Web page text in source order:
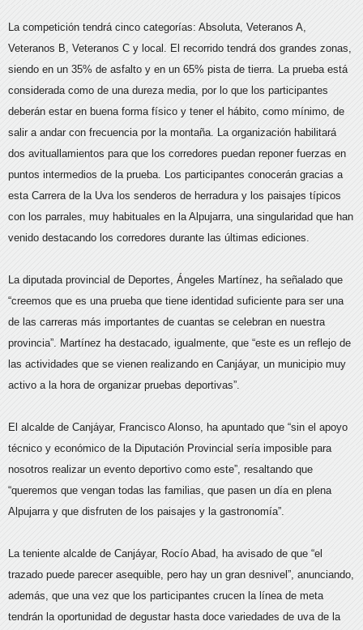
La competición tendrá cinco categorías: Absoluta, Veteranos A,
Veteranos B, Veteranos C y local. El recorrido tendrá dos grandes zonas,
siendo en un 35% de asfalto y en un 65% pista de tierra. La prueba está
considerada como de una dureza media, por lo que los participantes
deberán estar en buena forma físico y tener el hábito, como mínimo, de
salir a andar con frecuencia por la montaña. La organización habilitará
dos avituallamientos para que los corredores puedan reponer fuerzas en
puntos intermedios de la prueba. Los participantes conocerán gracias a
esta Carrera de la Uva los senderos de herradura y los paisajes típicos
con los parrales, muy habituales en la Alpujarra, una singularidad que han
venido destacando los corredores durante las últimas ediciones.
La diputada provincial de Deportes, Ángeles Martínez, ha señalado que
“creemos que es una prueba que tiene identidad suficiente para ser una
de las carreras más importantes de cuantas se celebran en nuestra
provincia”. Martínez ha destacado, igualmente, que “este es un reflejo de
las actividades que se vienen realizando en Canjáyar, un municipio muy
activo a la hora de organizar pruebas deportivas”.
El alcalde de Canjáyar, Francisco Alonso, ha apuntado que “sin el apoyo
técnico y económico de la Diputación Provincial sería imposible para
nosotros realizar un evento deportivo como este”, resaltando que
“queremos que vengan todas las familias, que pasen un día en plena
Alpujarra y que disfruten de los paisajes y la gastronomía”.
La teniente alcalde de Canjáyar, Rocío Abad, ha avisado de que “el
trazado puede parecer asequible, pero hay un gran desnivel”, anunciando,
además, que una vez que los participantes crucen la línea de meta
tendrán la oportunidad de degustar hasta doce variedades de uva de la